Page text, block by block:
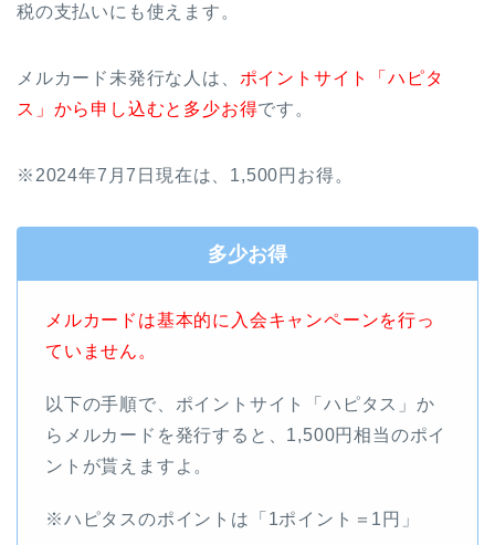
税の支払いにも使えます。
メルカード未発行な人は、 ポイントサイト「ハピタ
ス」から申し込むと多少お得です。
※2024年7月7日現在は、1,500円お得。
多少お得
メルカードは基本的に入会キャンペーンを行っ
ていません。
以下の手順で、ポイントサイト「ハピタス」か
らメルカードを発行すると、1,500円相当のポイ
ントが貰えますよ。
※ハピタスのポイントは「1ポイント＝1円」